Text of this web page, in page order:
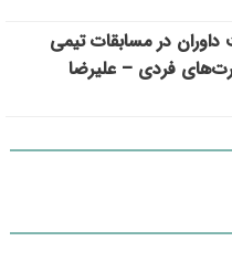
در مسابقات تیمي
فردی – علیرضا